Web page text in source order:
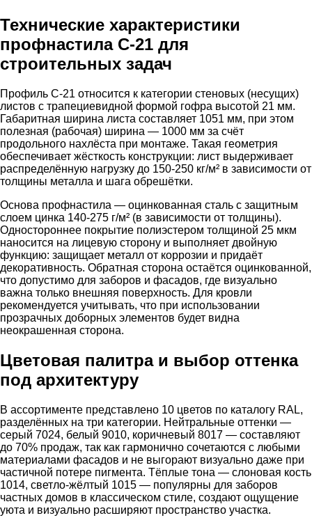
Технические характеристики
профнастила С-21 для
строительных задач
Профиль С-21 относится к категории стеновых (несущих)
листов с трапециевидной формой гофра высотой 21 мм.
Габаритная ширина листа составляет 1051 мм, при этом
полезная (рабочая) ширина — 1000 мм за счёт
продольного нахлёста при монтаже. Такая геометрия
обеспечивает жёсткость конструкции: лист выдерживает
распределённую нагрузку до 150-250 кг/м² в зависимости от
толщины металла и шага обрешётки.
Основа профнастила — оцинкованная сталь с защитным
слоем цинка 140-275 г/м² (в зависимости от толщины).
Одностороннее покрытие полиэстером толщиной 25 мкм
наносится на лицевую сторону и выполняет двойную
функцию: защищает металл от коррозии и придаёт
декоративность. Обратная сторона остаётся оцинкованной,
что допустимо для заборов и фасадов, где визуально
важна только внешняя поверхность. Для кровли
рекомендуется учитывать, что при использовании
прозрачных доборных элементов будет видна
неокрашенная сторона.
Цветовая палитра и выбор оттенка
под архитектуру
В ассортименте представлено 10 цветов по каталогу RAL,
разделённых на три категории. Нейтральные оттенки —
серый 7024, белый 9010, коричневый 8017 — составляют
до 70% продаж, так как гармонично сочетаются с любыми
материалами фасадов и не выгорают визуально даже при
частичной потере пигмента. Тёплые тона — слоновая кость
1014, светло-жёлтый 1015 — популярны для заборов
частных домов в классическом стиле, создают ощущение
уюта и визуально расширяют пространство участка.